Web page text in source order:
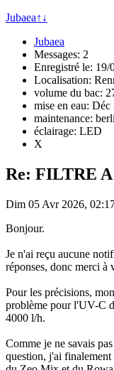
Jubaea↑ ↓
Jubaea
Messages: 2
Enregistré le: 19/
Localisation:
volume du bac:
mise en eau: Déc
maintenance:
éclairage: LED
X
Re: FILTRE
Dim 05 Avr 2026,
Bonjour.
Je n'ai reçu aucune
réponses, donc merci à
Pour les précisions,
problème pour l'UV-C
4000 l/h.
Comme je ne savais
question, j'ai